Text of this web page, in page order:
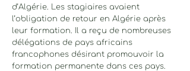
d’Algérie. Les stagiaires avaient
l’obligation de retour en Algérie après
leur formation. Il a reçu de nombreuses
délégations de pays africains
francophones désirant promouvoir la
formation permanente dans ces pays.